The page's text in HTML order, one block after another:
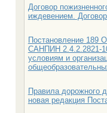
Договор
иждевением.
Постановление 189
САНПИН 2.4.2.2821-
условиям и
Правила дорожного
новая редакция